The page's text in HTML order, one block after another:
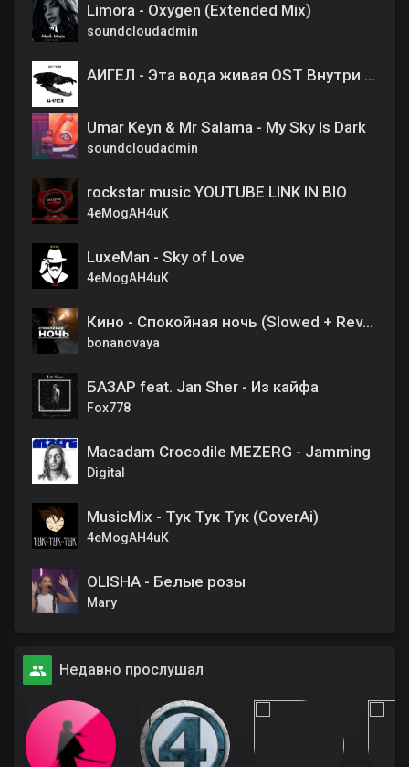
Limora - Oxygen (Extended Mix)
soundcloudadmin
АИГЕЛ - Эта вода живая OST Внутри убийцы
Umar Keyn & Mr Salama - My Sky Is Dark
soundcloudadmin
rockstar music YOUTUBE LINK IN BIO
4eMogAH4uK
LuxeMan - Sky of Love
4eMogAH4uK
Кино - Спокойная ночь (Slowed + Reverb)
bonanovaya
БАЗАР feat. Jan Sher - Из кайфа
Fox778
Macadam Crocodile MEZERG - Jamming
Digital
MusicMix - Тук Тук Тук (CoverAi)
4eMogAH4uK
OLISHA - Белые розы
Mary
Недавно прослушал